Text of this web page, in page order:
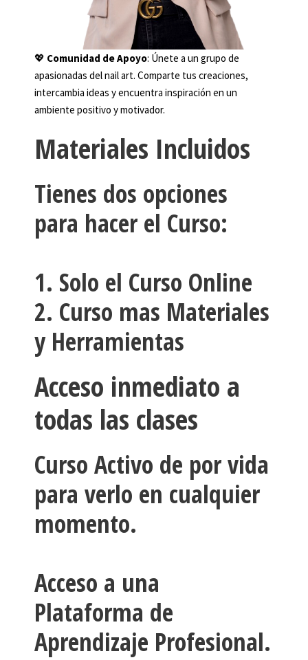
💖 Comunidad de Apoyo: Únete a un grupo de
apasionadas del nail art. Comparte tus creaciones,
intercambia ideas y encuentra inspiración en un
ambiente positivo y motivador.
Materiales Incluidos
Tienes dos opciones
para hacer el Curso:
1. Solo el Curso Online
2. Curso mas Materiales
y Herramientas
Acceso inmediato a
todas las clases
Curso Activo de por vida
para verlo en cualquier
momento.
Acceso a una
Plataforma de
Aprendizaje Profesional.